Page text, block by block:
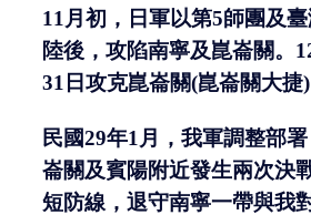
11 月初，日軍以第5師團及臺
陸後，攻陷南寧及崑崙關。
31 日攻克崑崙關(崑崙關大捷)
民國29年1 月，我軍調整部
崙關及賓陽附近發生兩次決
短防線，退守南寧一帶與我